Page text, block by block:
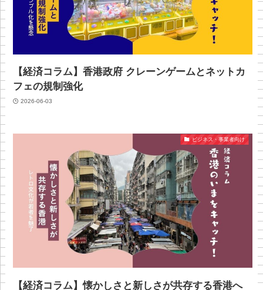
【経済コラム】香港政府 クレーンゲームとネットカ
フェの規制強化
2026-06-03
ビジネス・事業者向け
【経済コラム】懐かしさと新しさが共存する香港へ